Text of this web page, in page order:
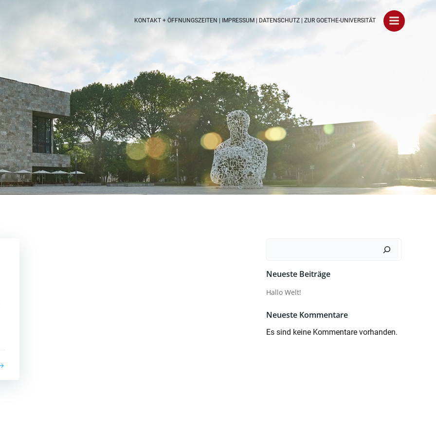
KONTAKT + ÖFFNUNGSZEITEN IMPRESSUM DATENSCHUTZ ZUR GOETHE-UNIVERSITÄT
Neueste Beiträge
Hallo Welt!
Neueste Kommentare
Es sind keine Kommentare vorhanden.